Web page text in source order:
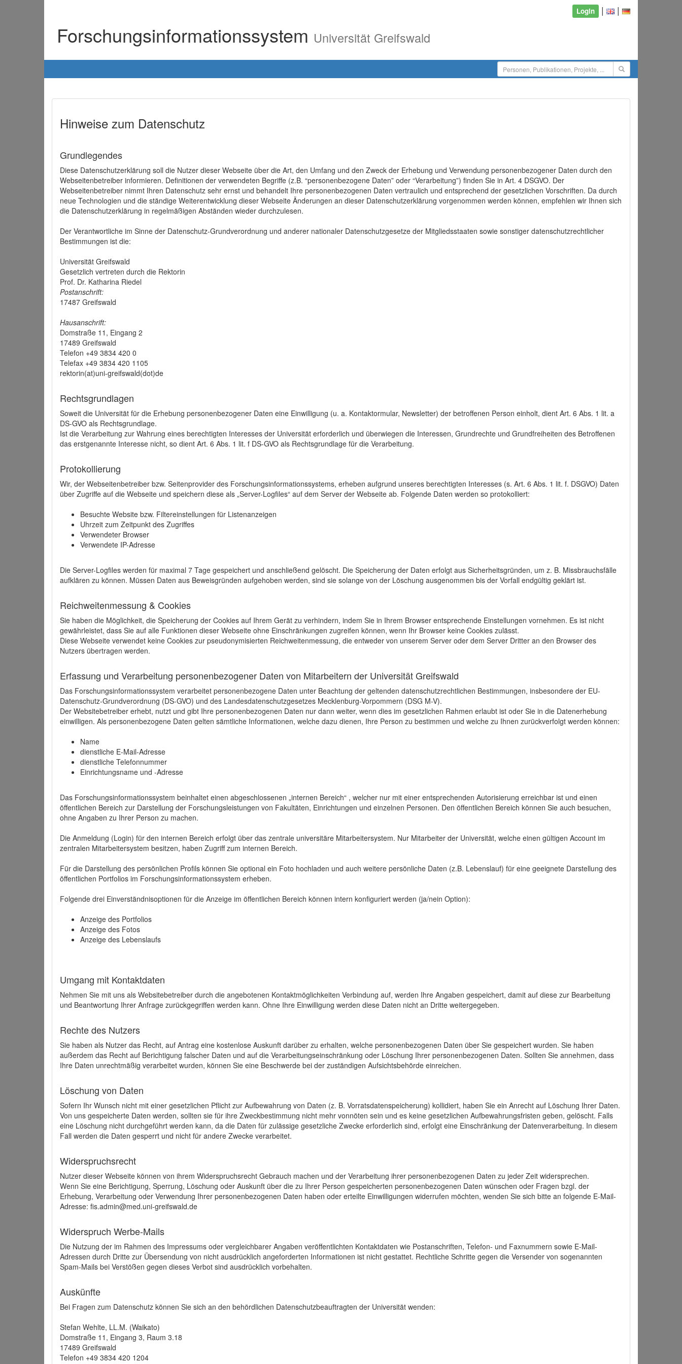
Login | |
Forschungsinformationssystem Universität Greifswald
Hinweise zum Datenschutz
Grundlegendes
Diese Datenschutzerklärung soll die Nutzer dieser Webseite über die Art, den Umfang und den Zweck der Erhebung und Verwendung personenbezogener Daten durch den
Webseitenbetreiber informieren. Definitionen der verwendeten Begriffe (z.B. “personenbezogene Daten” oder “Verarbeitung”) finden Sie in Art. 4 DSGVO. Der
Webseitenbetreiber nimmt Ihren Datenschutz sehr ernst und behandelt Ihre personenbezogenen Daten vertraulich und entsprechend der gesetzlichen Vorschriften. Da durch
neue Technologien und die ständige Weiterentwicklung dieser Webseite Änderungen an dieser Datenschutzerklärung vorgenommen werden können, empfehlen wir Ihnen sich
die Datenschutzerklärung in regelmäßigen Abständen wieder durchzulesen.
Der Verantwortliche im Sinne der Datenschutz-Grundverordnung und anderer nationaler Datenschutzgesetze der Mitgliedsstaaten sowie sonstiger datenschutzrechtlicher
Bestimmungen ist die:
Universität Greifswald
Gesetzlich vertreten durch die Rektorin
Prof. Dr. Katharina Riedel
Postanschrift:
17487 Greifswald
Hausanschrift:
Domstraße 11, Eingang 2
17489 Greifswald
Telefon +49 3834 420 0
Telefax +49 3834 420 1105
rektorin(at)uni-greifswald(dot)de
Rechtsgrundlagen
Soweit die Universität für die Erhebung personenbezogener Daten eine Einwilligung (u. a. Kontaktormular, Newsletter) der betroffenen Person einholt, dient Art. 6 Abs. 1 lit. a
DS-GVO als Rechtsgrundlage.
Ist die Verarbeitung zur Wahrung eines berechtigten Interesses der Universität erforderlich und überwiegen die Interessen, Grundrechte und Grundfreiheiten des Betroffenen
das erstgenannte Interesse nicht, so dient Art. 6 Abs. 1 lit. f DS-GVO als Rechtsgrundlage für die Verarbeitung.
Protokollierung
Wir, der Webseitenbetreiber bzw. Seitenprovider des Forschungsinformationssystems, erheben aufgrund unseres berechtigten Interesses (s. Art. 6 Abs. 1 lit. f. DSGVO) Daten
über Zugriffe auf die Webseite und speichern diese als „Server-Logfiles“ auf dem Server der Webseite ab. Folgende Daten werden so protokolliert:
Besuchte Website bzw. Filtereinstellungen für Listenanzeigen
Uhrzeit zum Zeitpunkt des Zugriffes
Verwendeter Browser
Verwendete IP-Adresse
Die Server-Logfiles werden für maximal 7 Tage gespeichert und anschließend gelöscht. Die Speicherung der Daten erfolgt aus Sicherheitsgründen, um z. B. Missbrauchsfälle
aufklären zu können. Müssen Daten aus Beweisgründen aufgehoben werden, sind sie solange von der Löschung ausgenommen bis der Vorfall endgültig geklärt ist.
Reichweitenmessung & Cookies
Sie haben die Möglichkeit, die Speicherung der Cookies auf Ihrem Gerät zu verhindern, indem Sie in Ihrem Browser entsprechende Einstellungen vornehmen. Es ist nicht
gewährleistet, dass Sie auf alle Funktionen dieser Webseite ohne Einschränkungen zugreifen können, wenn Ihr Browser keine Cookies zulässt.
Diese Webseite verwendet keine Cookies zur pseudonymisierten Reichweitenmessung, die entweder von unserem Server oder dem Server Dritter an den Browser des
Nutzers übertragen werden.
Erfassung und Verarbeitung personenbezogener Daten von Mitarbeitern der Universität Greifswald
Das Forschungsinformationssystem verarbeitet personenbezogene Daten unter Beachtung der geltenden datenschutzrechtlichen Bestimmungen, insbesondere der EU-
Datenschutz-Grundverordnung (DS-GVO) und des Landesdatenschutzgesetzes Mecklenburg-Vorpommern (DSG M-V).
Der Websitebetreiber erhebt, nutzt und gibt Ihre personenbezogenen Daten nur dann weiter, wenn dies im gesetzlichen Rahmen erlaubt ist oder Sie in die Datenerhebung
einwilligen. Als personenbezogene Daten gelten sämtliche Informationen, welche dazu dienen, Ihre Person zu bestimmen und welche zu Ihnen zurückverfolgt werden können:
Name
dienstliche E-Mail-Adresse
dienstliche Telefonnummer
Einrichtungsname und -Adresse
Das Forschungsinformationssystem beinhaltet einen abgeschlossenen „internen Bereich“ , welcher nur mit einer entsprechenden Autorisierung erreichbar ist und einen
öffentlichen Bereich zur Darstellung der Forschungsleistungen von Fakultäten, Einrichtungen und einzelnen Personen. Den öffentlichen Bereich können Sie auch besuchen,
ohne Angaben zu Ihrer Person zu machen.
Die Anmeldung (Login) für den internen Bereich erfolgt über das zentrale universitäre Mitarbeitersystem. Nur Mitarbeiter der Universität, welche einen gültigen Account im
zentralen Mitarbeitersystem besitzen, haben Zugriff zum internen Bereich.
Für die Darstellung des persönlichen Profils können Sie optional ein Foto hochladen und auch weitere persönliche Daten (z.B. Lebenslauf) für eine geeignete Darstellung des
öffentlichen Portfolios im Forschungsinformationssystem erheben.
Folgende drei Einverständnisoptionen für die Anzeige im öffentlichen Bereich können intern konfiguriert werden (ja/nein Option):
Anzeige des Portfolios
Anzeige des Fotos
Anzeige des Lebenslaufs
Umgang mit Kontaktdaten
Nehmen Sie mit uns als Websitebetreiber durch die angebotenen Kontaktmöglichkeiten Verbindung auf, werden Ihre Angaben gespeichert, damit auf diese zur Bearbeitung
und Beantwortung Ihrer Anfrage zurückgegriffen werden kann. Ohne Ihre Einwilligung werden diese Daten nicht an Dritte weitergegeben.
Rechte des Nutzers
Sie haben als Nutzer das Recht, auf Antrag eine kostenlose Auskunft darüber zu erhalten, welche personenbezogenen Daten über Sie gespeichert wurden. Sie haben
außerdem das Recht auf Berichtigung falscher Daten und auf die Verarbeitungseinschränkung oder Löschung Ihrer personenbezogenen Daten. Sollten Sie annehmen, dass
Ihre Daten unrechtmäßig verarbeitet wurden, können Sie eine Beschwerde bei der zuständigen Aufsichtsbehörde einreichen.
Löschung von Daten
Sofern Ihr Wunsch nicht mit einer gesetzlichen Pflicht zur Aufbewahrung von Daten (z. B. Vorratsdatenspeicherung) kollidiert, haben Sie ein Anrecht auf Löschung Ihrer Daten.
Von uns gespeicherte Daten werden, sollten sie für ihre Zweckbestimmung nicht mehr vonnöten sein und es keine gesetzlichen Aufbewahrungsfristen geben, gelöscht. Falls
eine Löschung nicht durchgeführt werden kann, da die Daten für zulässige gesetzliche Zwecke erforderlich sind, erfolgt eine Einschränkung der Datenverarbeitung. In diesem
Fall werden die Daten gesperrt und nicht für andere Zwecke verarbeitet.
Widerspruchsrecht
Nutzer dieser Webseite können von ihrem Widerspruchsrecht Gebrauch machen und der Verarbeitung ihrer personenbezogenen Daten zu jeder Zeit widersprechen.
Wenn Sie eine Berichtigung, Sperrung, Löschung oder Auskunft über die zu Ihrer Person gespeicherten personenbezogenen Daten wünschen oder Fragen bzgl. der
Erhebung, Verarbeitung oder Verwendung Ihrer personenbezogenen Daten haben oder erteilte Einwilligungen widerrufen möchten, wenden Sie sich bitte an folgende E-Mail-
Adresse: fis.admin@med.uni-greifswald.de
Widerspruch Werbe-Mails
Die Nutzung der im Rahmen des Impressums oder vergleichbarer Angaben veröffentlichten Kontaktdaten wie Postanschriften, Telefon- und Faxnummern sowie E-Mail-
Adressen durch Dritte zur Übersendung von nicht ausdrücklich angeforderten Informationen ist nicht gestattet. Rechtliche Schritte gegen die Versender von sogenannten
Spam-Mails bei Verstößen gegen dieses Verbot sind ausdrücklich vorbehalten.
Auskünfte
Bei Fragen zum Datenschutz können Sie sich an den behördlichen Datenschutzbeauftragten der Universität wenden:
Stefan Wehlte, LL.M. (Waikato)
Domstraße 11, Eingang 3, Raum 3.18
17489 Greifswald
Telefon +49 3834 420 1204